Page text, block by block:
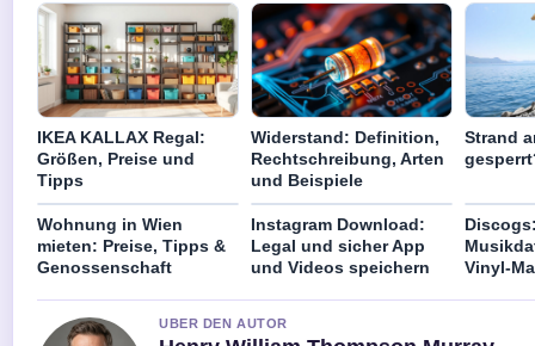
IKEA KALLAX Regal:
Größen, Preise und
Tipps
Widerstand: Definition,
Rechtschreibung, Arten
und Beispiele
Strand
Wohnung in Wien
mieten: Preise, Tipps &
Genossenschaft
Instagram Download:
Legal und sicher App
und Videos speichern
Vinyl-
UBER DEN AUTOR